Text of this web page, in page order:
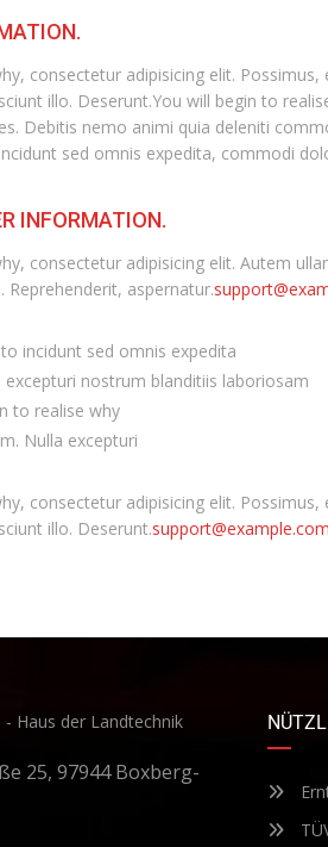
consectetur adipisicing elit.
illo. Deserunt.You will begin to
Debitis nemo animi quia deleniti
sed omnis expedita, commodi
INFORMATION.
consectetur adipisicing elit. Autem
aspernatur.
incidunt sed omnis expedita
nostrum blanditiis laboriosam
to realise why
Nulla excepturi
consectetur adipisicing elit.
illo. Deserunt.support@example.com
- Haus der Landtechnik
25, 97944 Boxberg-